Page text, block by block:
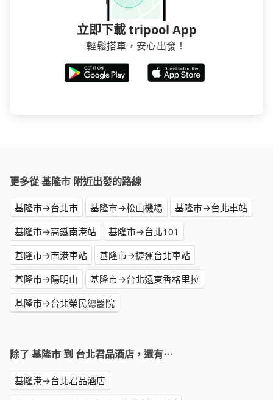
立即下載 tripool App
輕鬆搭車，安心出發！
更多從 基隆市 附近出發的路線
基隆市→台北市 基隆市→松山機場
基隆市→台北車站
基隆市→高鐵南港站
基隆市→台北101
基隆市→南港車站
基隆市→捷運台北車站
基隆市→陽明山
基隆市→台北遠東香格里拉
基隆市→台北榮民總醫院
除了 基隆市 到 台北君品酒店，還有⋯
基隆港→台北君品酒店